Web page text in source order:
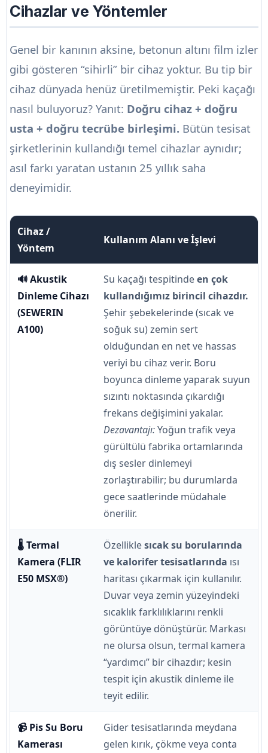
Cihazlar ve Yöntemler
Genel bir kanının aksine, betonun altını film izler
gibi gösteren “sihirli” bir cihaz yoktur. Bu tip bir
cihaz dünyada henüz üretilmemiştir. Peki kaçağı
nasıl buluyoruz? Yanıt: Doğru cihaz + doğru
usta + doğru tecrübe birleşimi. Bütün tesisat
şirketlerinin kullandığı temel cihazlar aynıdır;
asıl farkı yaratan ustanın 25 yıllık saha
deneyimidir.
Cihaz /
Yöntem
Kullanım Alanı ve İşlevi
🔊 Akustik
Dinleme Cihazı
(SEWERIN
A100)
Su kaçağı tespitindeen çok
kullandığımız birincil cihazdır.
Şehir şebekelerinde (sıcak ve
soğuk su) zemin sert
olduğundan en net ve hassas
veriyi bu cihaz verir. Boru
boyunca dinleme yaparak suyun
sızıntı noktasında çıkardığı
frekans değişimini yakalar.
Dezavantajı:Yoğun trafik veya
gürültülü fabrika ortamlarında
dış sesler dinlemeyi
zorlaştırabilir; bu durumlarda
gece saatlerinde müdahale
önerilir.
🌡️ Termal
Kamera (FLIR
E50 MSX®)
Özelliklesıcak su borularında
ve kalorifer tesisatlarında ısı
haritası çıkarmak için kullanılır.
Duvar veya zemin yüzeyindeki
sıcaklık farklılıklarını renkli
görüntüye dönüştürür. Markası
ne olursa olsun, termal kamera
“yardımcı” bir cihazdır; kesin
tespit için akustik dinleme ile
teyit edilir.
📹 Pis Su Boru
Kamerası
Gider tesisatlarında meydana
gelen kırık, çökme veya conta